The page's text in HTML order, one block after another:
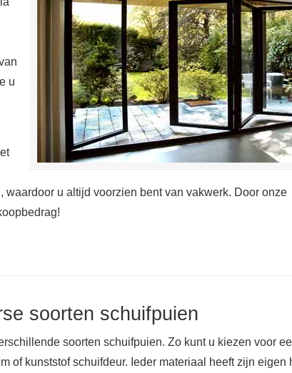
u
, waardoor u altijd voorzien bent van vakwerk. Door onze
soorten schuifpuien
soorten schuifpuien. Zo kunt u kiezen voor
of kunststof schuifdeur. Ieder materiaal heeft zijn eigen